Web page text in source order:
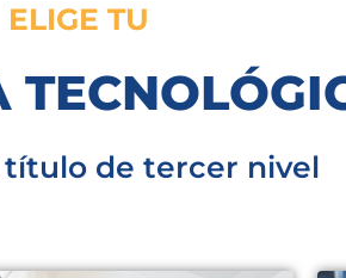
ELIGE TU
de tercer nivel